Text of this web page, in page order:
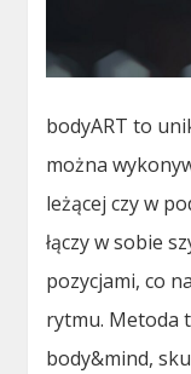
bodyART to
można
leżącej czy w
łączy w sobie
pozycjami, co
rytmu. Metoda
body&mind,